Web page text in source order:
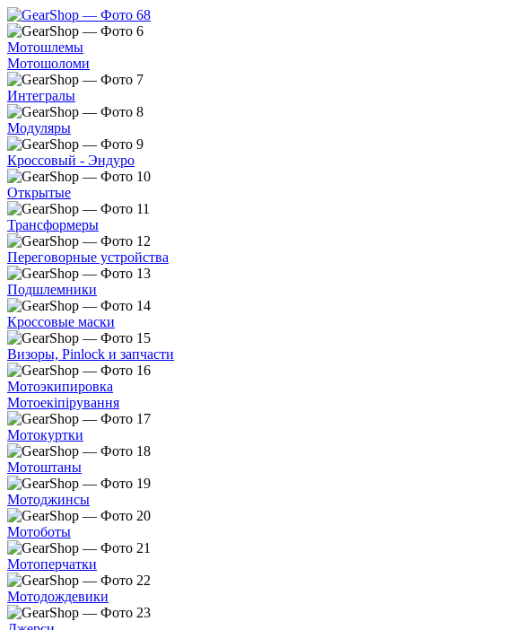
Мотошлемы
Мотошоломи
Интегралы
Модуляры
Кроссовый - Эндуро
Открытые
Трансформеры
Переговорные устройства
Подшлемники
Кроссовые маски
Визоры, Pinlock и запчасти
Мотоэкипировка
Мотоекіпірування
Мотокуртки
Мотоштаны
Мотоджинсы
Мотоботы
Мотоперчатки
Мотодождевики